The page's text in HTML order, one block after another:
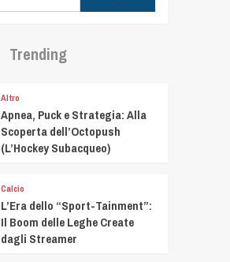
Trending
Altro
Apnea, Puck e Strategia: Alla
Scoperta dell’Octopush
(L’Hockey Subacqueo)
Calcio
L’Era dello “Sport-Tainment”:
Il Boom delle Leghe Create
dagli Streamer